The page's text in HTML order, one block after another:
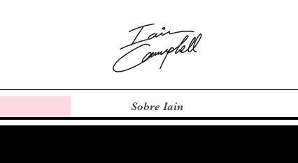
Sobre Iain